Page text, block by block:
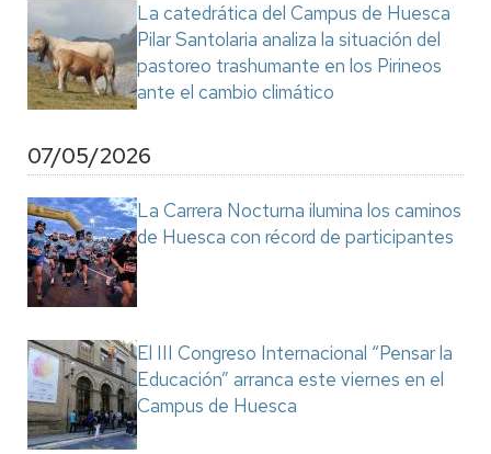
La catedrática del Campus de Huesca
Pilar Santolaria analiza la situación del
pastoreo trashumante en los Pirineos
ante el cambio climático
07/05/2026
La Carrera Nocturna ilumina los caminos
de Huesca con récord de participantes
El III Congreso Internacional “Pensar la
Educación” arranca este viernes en el
Campus de Huesca